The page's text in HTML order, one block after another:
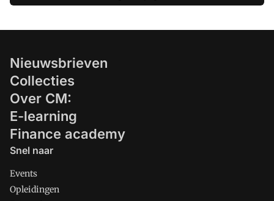
Hamasleider Yahya Sinwar bij een
Investeerders zien het edelmetaal als een
Nieuwsbrieven
Collecties
Over CM:
E-learning
Finance academy
Snel naar
Events
Opleidingen